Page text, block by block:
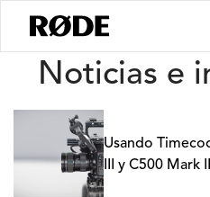
Noticias
Noticias e
Usando
III y C500 Mark